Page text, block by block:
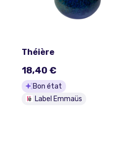
Théière
18,40 €
Bon état
Label Emmaüs